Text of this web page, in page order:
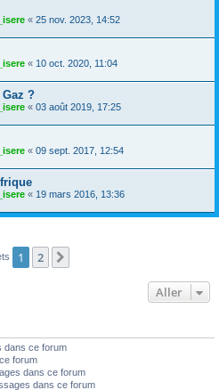
« 25 nov. 2023, 14:52
« 10 oct. 2020, 11:04
?
« 03 août 2019, 17:25
« 09 sept. 2017, 12:54
« 19 mars 2016, 13:36
1 2
Aller
dans ce forum
forum
dans ce forum
dans ce forum